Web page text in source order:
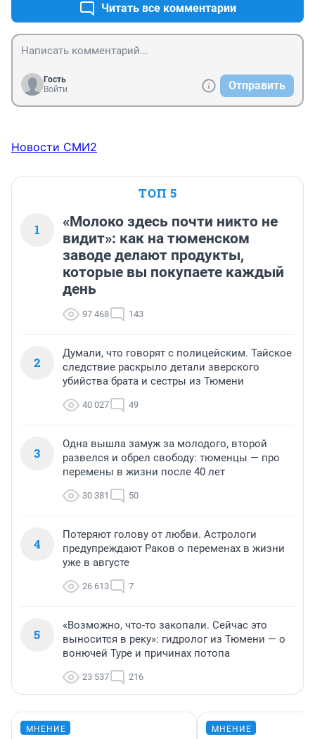
Читать все комментарии
Гость
Войти
Отправить
Новости СМИ2
ТОП 5
1
«Молоко здесь почти никто не
видит»: как на тюменском
заводе делают продукты,
которые вы покупаете каждый
день
97 468 143
2
Думали, что говорят с полицейским. Тайское
следствие раскрыло детали зверского
убийства брата и сестры из Тюмени
40 027 49
3
Одна вышла замуж за молодого, второй
развелся и обрел свободу: тюменцы — про
перемены в жизни после 40 лет
30 381 50
4
Потеряют голову от любви. Астрологи
предупреждают Раков о переменах в жизни
уже в августе
26 613 7
5
«Возможно, что-то закопали. Сейчас это
выносится в реку»: гидролог из Тюмени — о
вонючей Туре и причинах потопа
23 537 216
МНЕНИЕ МНЕНИЕ